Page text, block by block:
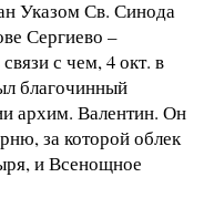
Указом Св. Синода
Сергиево –
с чем, 4 окт. в
благочинный
архим. Валентин. Он
за которой облек
и Всенощное